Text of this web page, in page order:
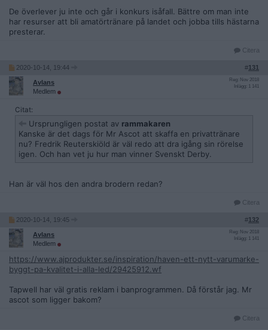
De överlever ju inte och går i konkurs isåfall. Bättre om man inte
har resurser att bli amatörtränare på landet och jobba tills hästarna
presterar.
Citera
2020-10-14, 19:44 #131
Avlans
Medlem
Reg: Nov 2018
Inlägg: 1 141
Citat:
Ursprungligen postat av rammakaren
Kanske är det dags för Mr Ascot att skaffa en privattränare
nu? Fredrik Reuterskiöld är väl redo att dra igång sin rörelse
igen. Och han vet ju hur man vinner Svenskt Derby.
Han är väl hos den andra brodern redan?
Citera
2020-10-14, 19:45 #132
Avlans
Medlem
Reg: Nov 2018
Inlägg: 1 141
https://www.ajprodukter.se/inspiration/haven-ett-nytt-varumarke-
byggt-pa-kvalitet-i-alla-led/29425912.wf
Tapwell har väl gratis reklam i banprogrammen. Då förstår jag. Mr
ascot som ligger bakom?
Citera